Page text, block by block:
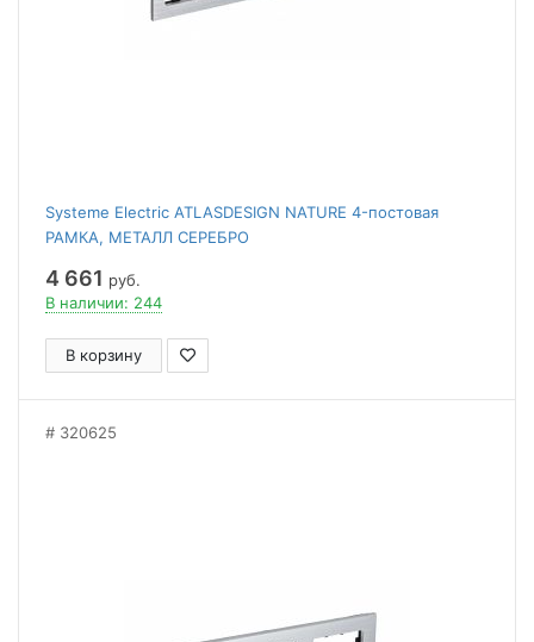
Systeme Electric ATLASDESIGN NATURE 4-постовая
РАМКА, МЕТАЛЛ СЕРЕБРО
4 661 руб.
В наличии: 244
В корзину
320625